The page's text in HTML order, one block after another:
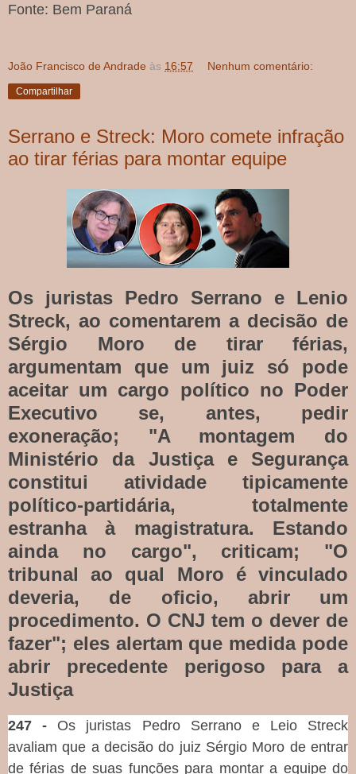
Fonte: Bem Paraná
João Francisco de Andrade às 16:57 Nenhum comentário:
Compartilhar
Serrano e Streck: Moro comete infração
ao tirar férias para montar equipe
Os juristas Pedro Serrano e Lenio
Streck, ao comentarem a decisão de
Sérgio Moro de tirar férias,
argumentam que um juiz só pode
aceitar um cargo político no Poder
Executivo se, antes, pedir
exoneração; "A montagem do
Ministério da Justiça e Segurança
constitui atividade tipicamente
político-partidária, totalmente
estranha à magistratura. Estando
ainda no cargo", criticam; "O
tribunal ao qual Moro é vinculado
deveria, de oficio, abrir um
procedimento. O CNJ tem o dever de
fazer"; eles alertam que medida pode
abrir precedente perigoso para a
Justiça
247 - Os juristas Pedro Serrano e Leio Streck
avaliam que a decisão do juiz Sérgio Moro de entrar
de férias de suas funções para montar a equipe do